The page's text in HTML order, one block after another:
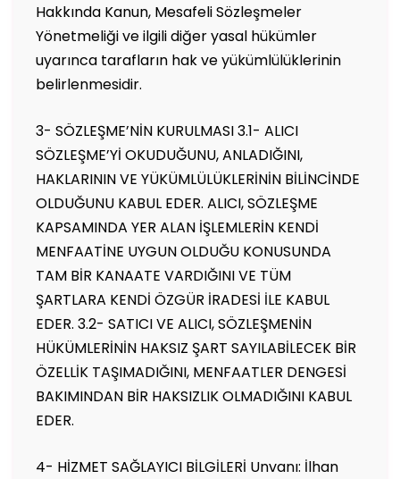
Hakkında Kanun, Mesafeli Sözleşmeler
Yönetmeliği ve ilgili diğer yasal hükümler
uyarınca tarafların hak ve yükümlülüklerinin
belirlenmesidir.
3- SÖZLEŞME’NİN KURULMASI 3.1- ALICI
SÖZLEŞME’Yİ OKUDUĞUNU, ANLADIĞINI,
HAKLARININ VE YÜKÜMLÜLÜKLERİNİN BİLİNCİNDE
OLDUĞUNU KABUL EDER. ALICI, SÖZLEŞME
KAPSAMINDA YER ALAN İŞLEMLERİN KENDİ
MENFAATİNE UYGUN OLDUĞU KONUSUNDA
TAM BİR KANAATE VARDIĞINI VE TÜM
ŞARTLARA KENDİ ÖZGÜR İRADESİ İLE KABUL
EDER. 3.2- SATICI VE ALICI, SÖZLEŞMENİN
HÜKÜMLERİNİN HAKSIZ ŞART SAYILABİLECEK BİR
ÖZELLİK TAŞIMADIĞINI, MENFAATLER DENGESİ
BAKIMINDAN BİR HAKSIZLIK OLMADIĞINI KABUL
EDER.
4- HİZMET SAĞLAYICI BİLGİLERİ Unvanı: İlhan